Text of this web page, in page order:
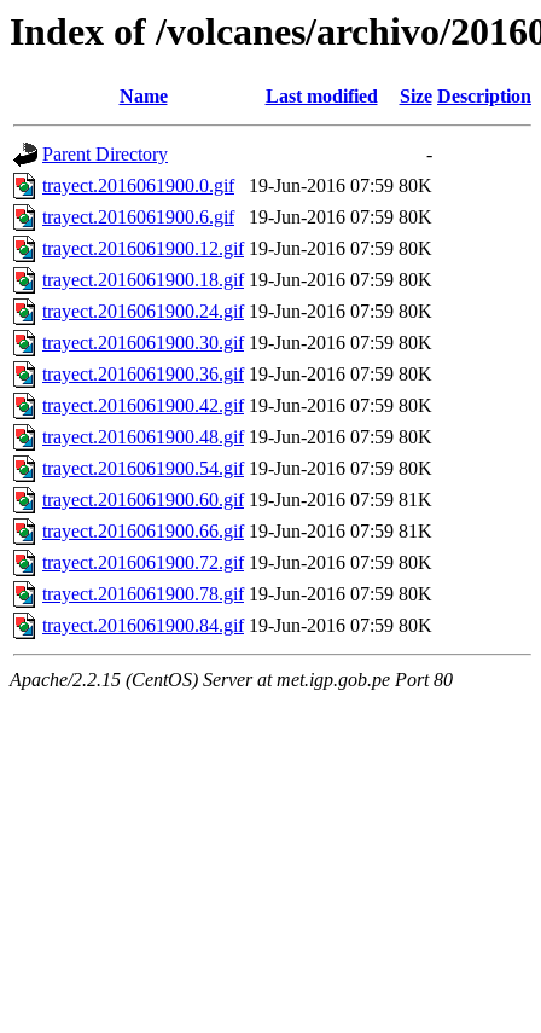
Index of /volcanes/archivo/
Name Last modified Size Description
Parent Directory
-
trayect.2016061900.0.gif
19-Jun-2016 07:59 80K
trayect.2016061900.6.gif
19-Jun-2016 07:59 80K
trayect.2016061900.12.gif 19-Jun-2016 07:59 80K
trayect.2016061900.18.gif 19-Jun-2016 07:59 80K
trayect.2016061900.24.gif 19-Jun-2016 07:59 80K
trayect.2016061900.30.gif 19-Jun-2016 07:59 80K
trayect.2016061900.36.gif 19-Jun-2016 07:59 80K
trayect.2016061900.42.gif 19-Jun-2016 07:59 80K
trayect.2016061900.48.gif 19-Jun-2016 07:59 80K
trayect.2016061900.54.gif 19-Jun-2016 07:59 80K
trayect.2016061900.60.gif 19-Jun-2016 07:59 81K
trayect.2016061900.66.gif 19-Jun-2016 07:59 81K
trayect.2016061900.72.gif 19-Jun-2016 07:59 80K
trayect.2016061900.78.gif 19-Jun-2016 07:59 80K
trayect.2016061900.84.gif 19-Jun-2016 07:59 80K
Apache/2.2.15 (CentOS) Server at met.igp.gob.pe Port 80